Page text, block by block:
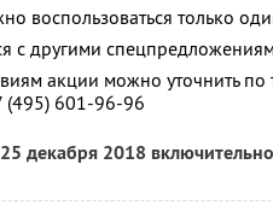
воспользоваться только
с другими
акции можно уточнить
(495) 601-96-96
декабря 2018 включительно